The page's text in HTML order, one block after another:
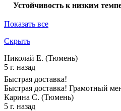
Устойчивость к низким
Показать все
Скрыть
Николай Е. (Тюмень)
5 г. назад
Быстрая доставка!
Быстрая доставка! Грамотный
Карина С. (Тюмень)
5 г. назад